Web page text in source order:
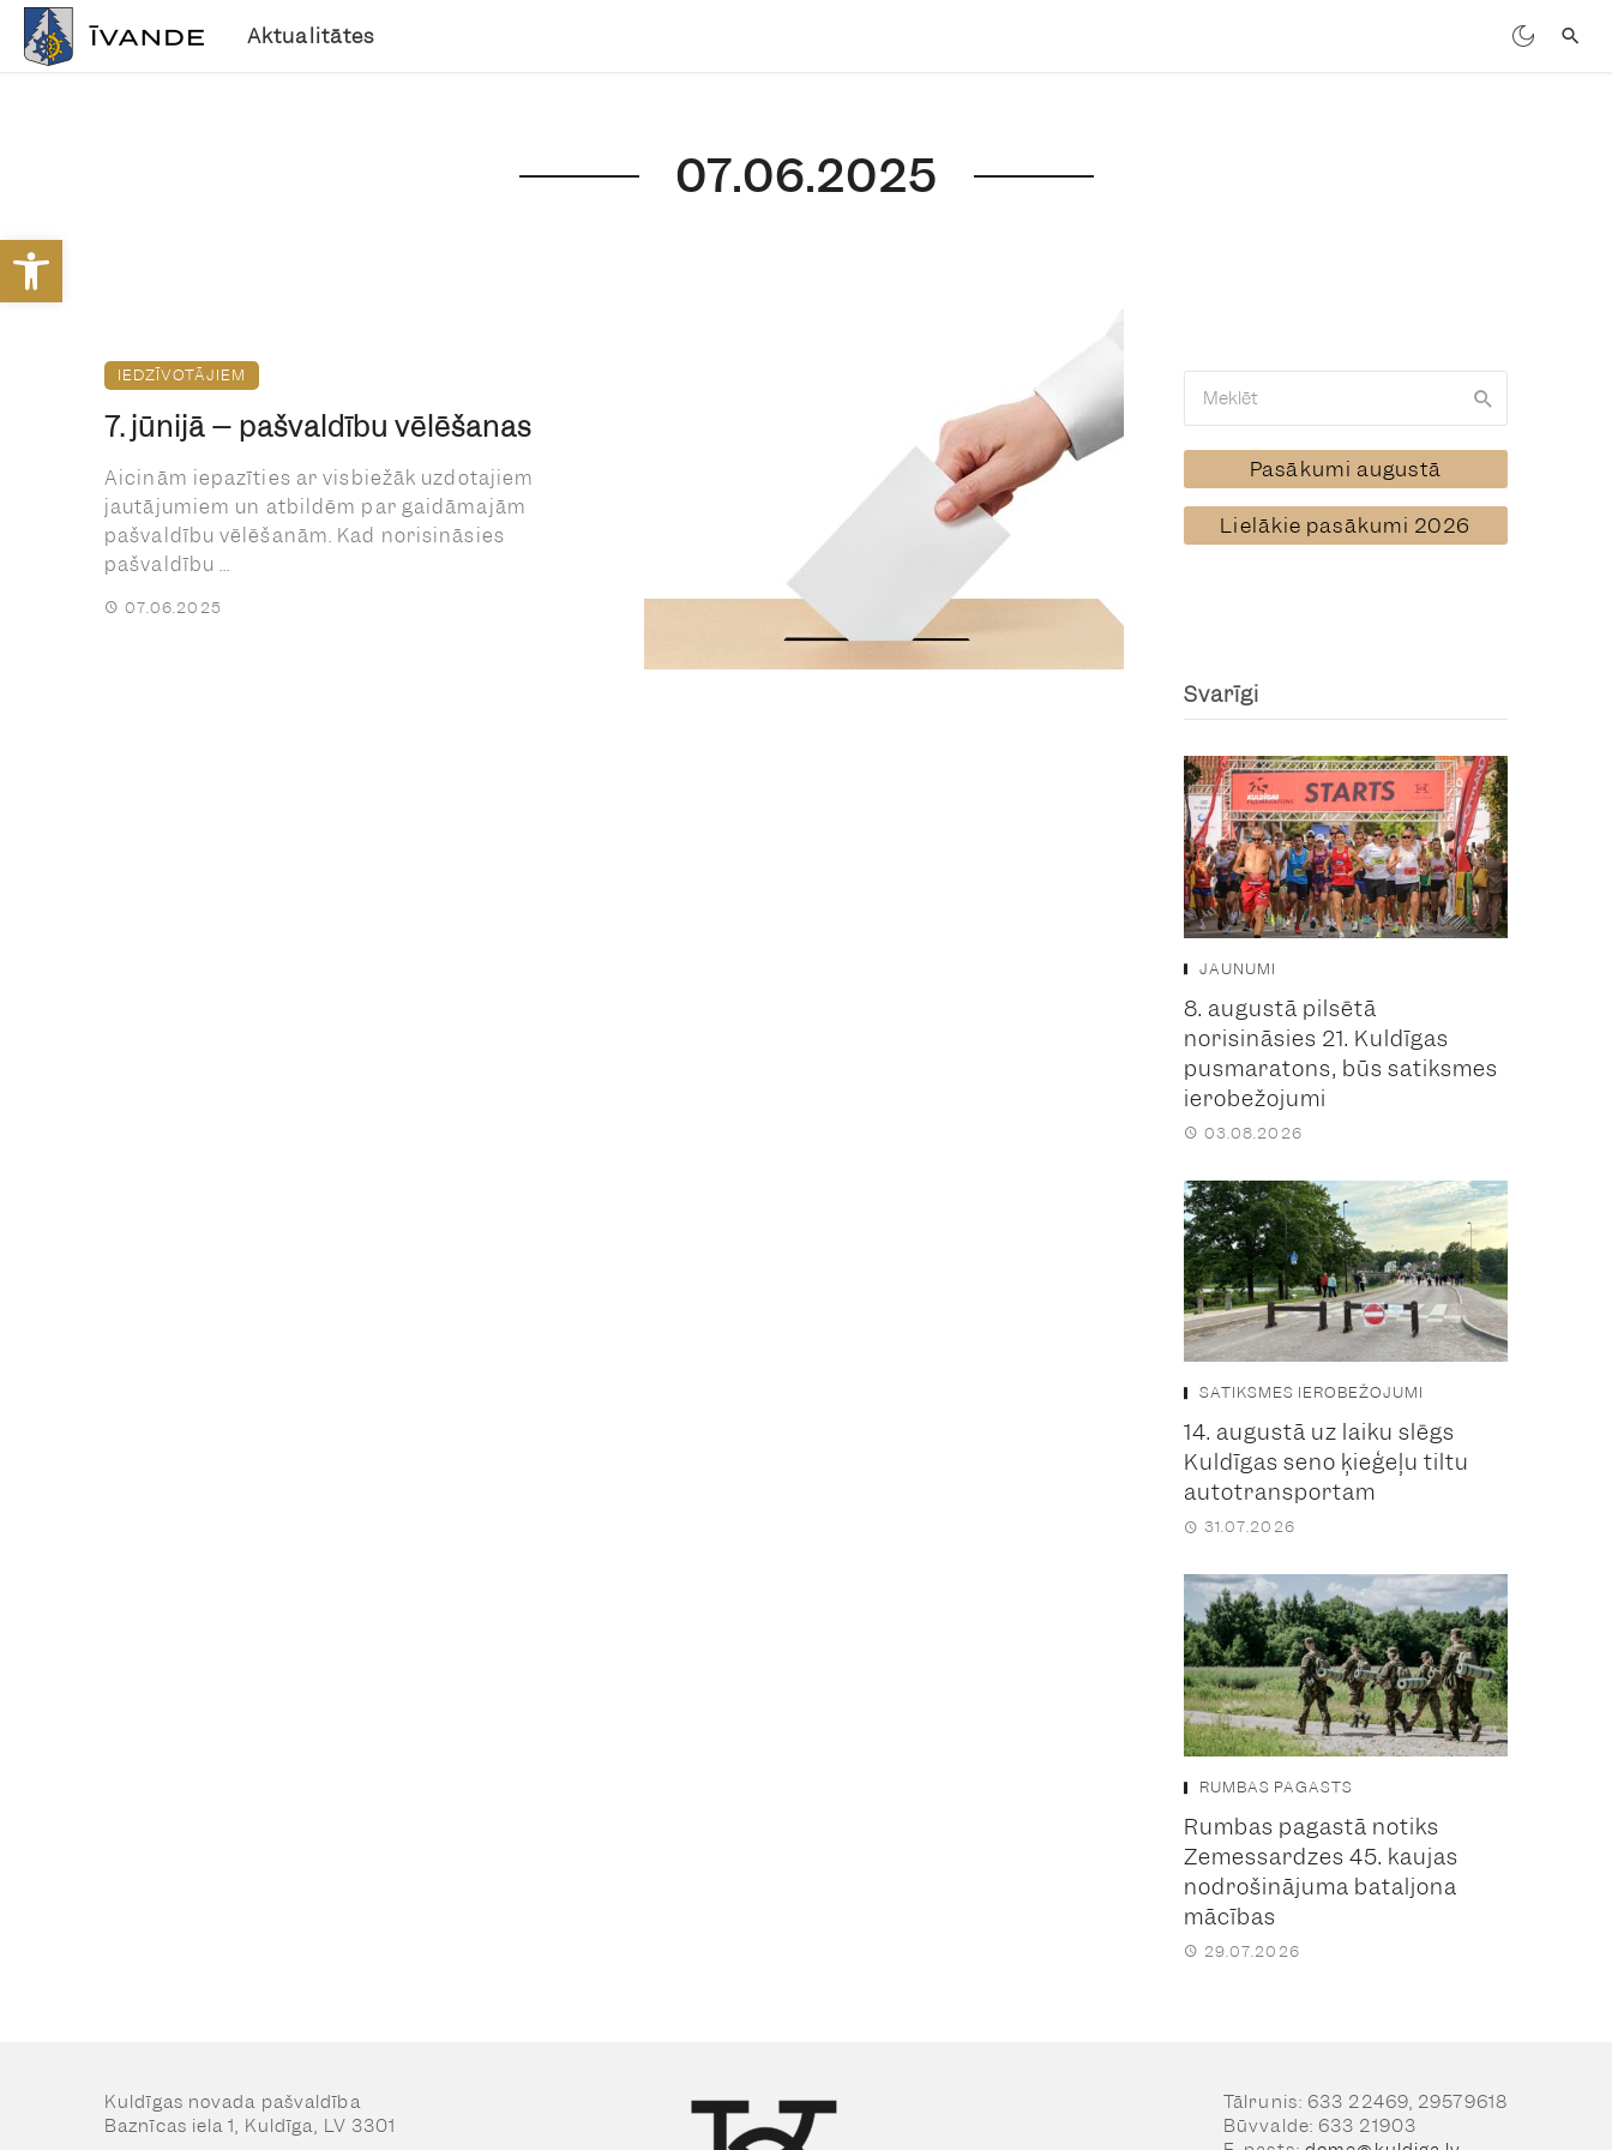
Open toolbar
Aktualitātes
07.06.2025
IEDZĪVOTĀJIEM
7. jūnijā – pašvaldību vēlēšanas
Aicinām iepazīties ar visbiežāk uzdotajiem
jautājumiem un atbildēm par gaidāmajām
pašvaldību vēlēšanām. Kad norisināsies
pašvaldību ...
07.06.2025
Pasākumi augustā
Lielākie pasākumi 2026
Svarīgi
JAUNUMI
8. augustā pilsētā
norisināsies 21. Kuldīgas
pusmaratons, būs satiksmes
ierobežojumi
03.08.2026
SATIKSMES IEROBEŽOJUMI
14. augustā uz laiku slēgs
Kuldīgas seno ķieģeļu tiltu
autotransportam
31.07.2026
RUMBAS PAGASTS
Rumbas pagastā notiks
Zemessardzes 45. kaujas
nodrošinājuma bataljona
mācības
29.07.2026
Kuldīgas novada pašvaldība
Baznīcas iela 1, Kuldīga, LV 3301
Tālrunis: 633 22469, 29579618
Būvvalde: 633 21903